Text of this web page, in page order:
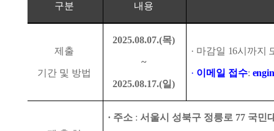
구분 내용
제출
기간 및 방법
2025.08.07.(목)
~
2025.08.17.(일)
· 마감일 16시까지
· 이메일 접수:
· 주소 : 서울시 성북구 정릉로 77 국민